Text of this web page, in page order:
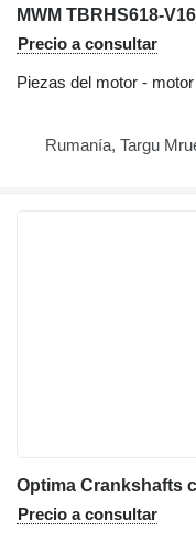
MWM TBRHS618-
Precio a consultar
Piezas del motor - motor
Rumanía, Targu
Precio a consultar